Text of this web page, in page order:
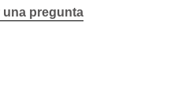
una pregunta